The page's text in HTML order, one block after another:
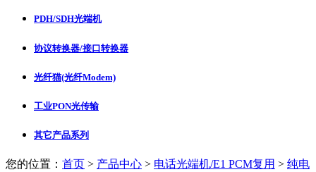
PDH/SDH光端机
协议转换器/接口转换器
光纤猫(光纤Modem)
工业PON光传输
其它产品系列
您的位置： 首页 > 产品中心 > 电话光端机/E1 PCM复用 > 纯电